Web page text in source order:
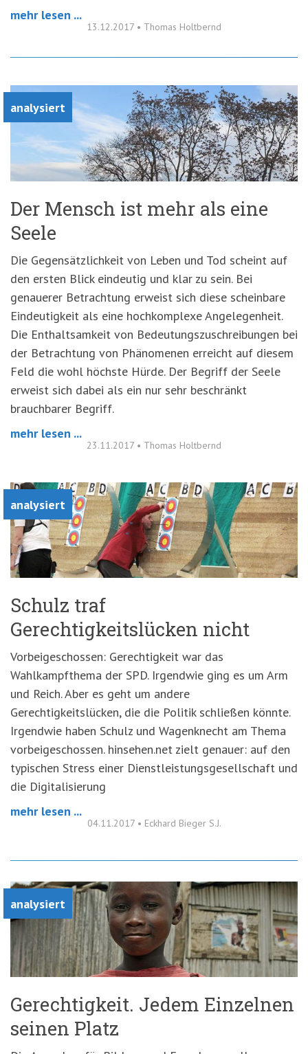
mehr lesen ...
13.12.2017 • Thomas Holtbernd
analysiert
Der Mensch ist mehr als eine
Seele
Die Gegensätzlichkeit von Leben und Tod scheint auf
den ersten Blick eindeutig und klar zu sein. Bei
genauerer Betrachtung erweist sich diese scheinbare
Eindeutigkeit als eine hochkomplexe Angelegenheit.
Die Enthaltsamkeit von Bedeutungszuschreibungen bei
der Betrachtung von Phänomenen erreicht auf diesem
Feld die wohl höchste Hürde. Der Begriff der Seele
erweist sich dabei als ein nur sehr beschränkt
brauchbarer Begriff.
mehr lesen ...
23.11.2017 • Thomas Holtbernd
analysiert
Schulz traf
Gerechtigkeitslücken nicht
Vorbeigeschossen: Gerechtigkeit war das
Wahlkampfthema der SPD. Irgendwie ging es um Arm
und Reich. Aber es geht um andere
Gerechtigkeitslücken, die die Politik schließen könnte.
Irgendwie haben Schulz und Wagenknecht am Thema
vorbeigeschossen. hinsehen.net zielt genauer: auf den
typischen Stress einer Dienstleistungsgesellschaft und
die Digitalisierung
mehr lesen ...
04.11.2017 • Eckhard Bieger S.J.
analysiert
Gerechtigkeit. Jedem Einzelnen
seinen Platz